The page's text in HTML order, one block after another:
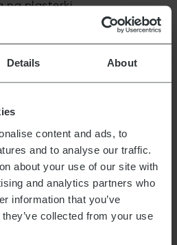
Details About
content and ads, to
and to analyse our traffic.
about your use of our site with
and analytics partners who
information that you’ve
collected from your use
na plasterki.
na patelni przez ok.
równomiernie na
ki pomidora, większy
połowa bułki.
do górnej części burgera
na Halloween jest